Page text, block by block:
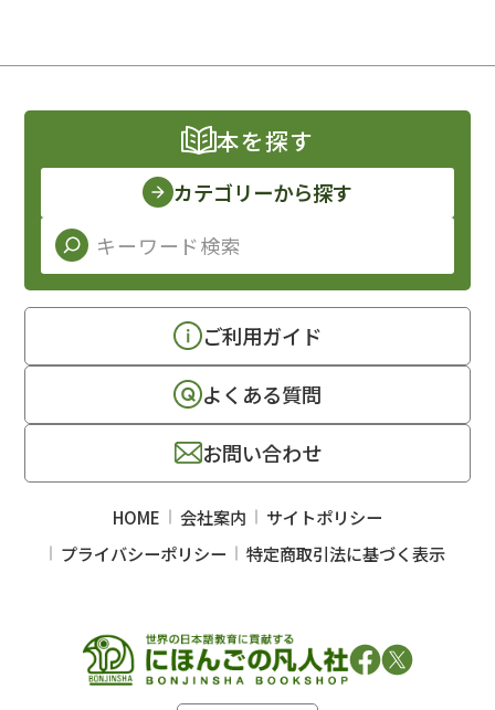
本を探す
カテゴリーから探す
ご利用ガイド
よくある質問
お問い合わせ
HOME 会社案内
サイトポリシー
プライバシーポリシー
特定商取引法に基づく表示